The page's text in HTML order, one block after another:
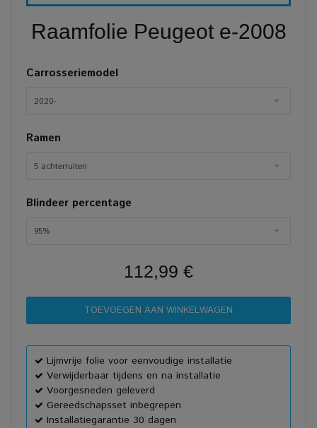
Raamfolie Peugeot e-2008
Carrosseriemodel
2020-
Ramen
5 achterruiten
Blindeer percentage
95%
112,99 €
Lijmvrije folie voor eenvoudige installatie
Verwijderbaar tijdens en na installatie
Voorgesneden geleverd
Gereedschapsset inbegrepen
Installatiegarantie 30 dagen